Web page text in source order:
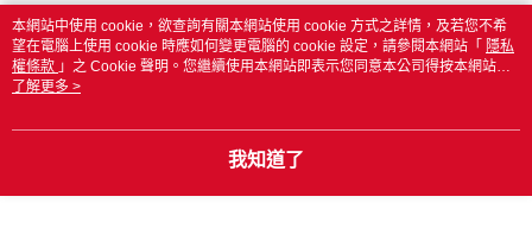
熱門標籤
本網站中使用 cookie，欲查詢有關本網站使用 cookie 方式之詳情，及若您不希
望在電腦上使用 cookie 時應如何變更電腦的 cookie 設定，請參閱本網站「 隱私
權條款 」之 Cookie 聲明。您繼續使用本網站即表示您同意本公司得按本網站使
用條款之 Cookie 聲明使用 cookie。
了解更多 >
我知道了